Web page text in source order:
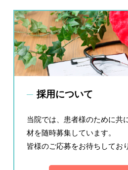
採用について
当院では、患者様のために共
材を随時募集しています。
皆様のご応募をお待ちしてお